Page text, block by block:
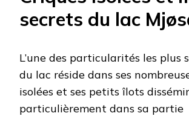
secrets du lac
L’une des particularités les plus
du lac réside dans ses
isolées et ses petits îlots
particulièrement dans sa partie